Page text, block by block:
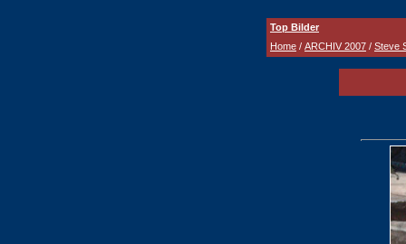
Top Bilder
Home / ARCHIV 2007 / Steve